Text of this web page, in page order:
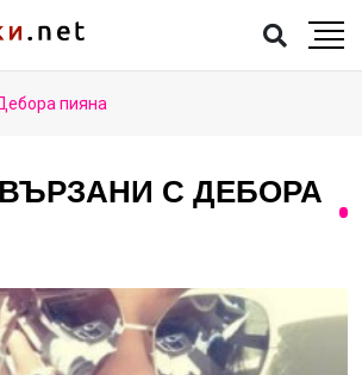
пияна
С ДЕБОРА